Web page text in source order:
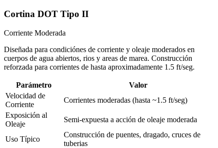
Cortina DOT Tipo II
Corriente Moderada
Diseñada para condiciónes de corriente y oleaje moderados en
cuerpos de agua abiertos, rios y areas de marea. Construcción
reforzada para corrientes de hasta aproximadamente 1.5 ft/seg.
Parámetro
Valor
Velocidad de
Corriente
Corrientes moderadas (hasta ~1.5 ft/seg)
Exposición al
Oleaje
Semi-expuesta a acción de oleaje moderada
Uso Típico
Construcción de puentes, dragado, cruces de
tuberias